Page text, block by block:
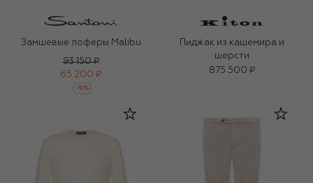
Замшевые лоферы Malibu
93 150 ₽
65 200 ₽
-30%
Пиджак из кашемира и
шерсти
875 500 ₽